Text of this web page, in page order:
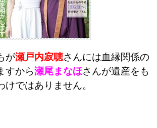
が瀬戸内寂聴さんには血縁関係の
すから瀬尾まなほさんが遺産をも
けではありません。